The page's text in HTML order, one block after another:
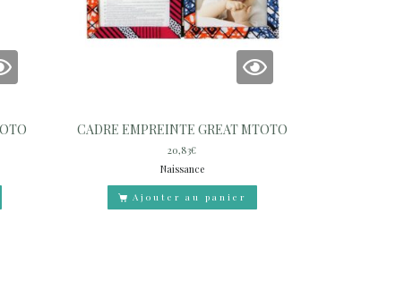
CADRE EMPREINTE GREAT MTOTO
20,83€
Naissance
Ajouter au panier